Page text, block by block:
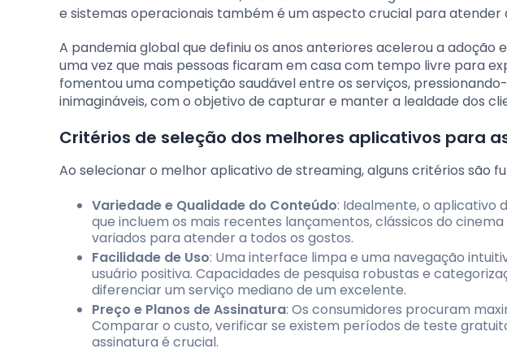
e sistemas operacionais também é um aspecto crucial para atender
A pandemia global que definiu os anos anteriores acelerou a adoção
uma vez que mais pessoas ficaram em casa com tempo livre para
fomentou uma competição saudável entre os serviços,
inimagináveis, com o objetivo de capturar e manter a lealdade dos
Critérios de seleção dos melhores aplicativos para
Ao selecionar o melhor aplicativo de streaming, alguns critérios são
Variedade e Qualidade do Conteúdo: Idealmente, o aplicativo
que incluem os mais recentes lançamentos, clássicos do
variados para atender a todos os gostos.
Facilidade de Uso: Uma interface limpa e uma navegação
usuário positiva. Capacidades de pesquisa robustas e
diferenciar um serviço mediano de um excelente.
Preço e Planos de Assinatura: Os consumidores procuram
Comparar o custo, verificar se existem períodos de teste
assinatura é crucial.